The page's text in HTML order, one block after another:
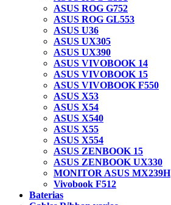
ASUS ROG G752
ASUS ROG GL553
ASUS U36
ASUS UX305
ASUS UX390
ASUS VIVOBOOK 14
ASUS VIVOBOOK 15
ASUS VIVOBOOK F550
ASUS X53
ASUS X54
ASUS X540
ASUS X55
ASUS X554
ASUS ZENBOOK 15
ASUS ZENBOOK UX330
MONITOR ASUS MX239H
Vivobook F512
Baterias